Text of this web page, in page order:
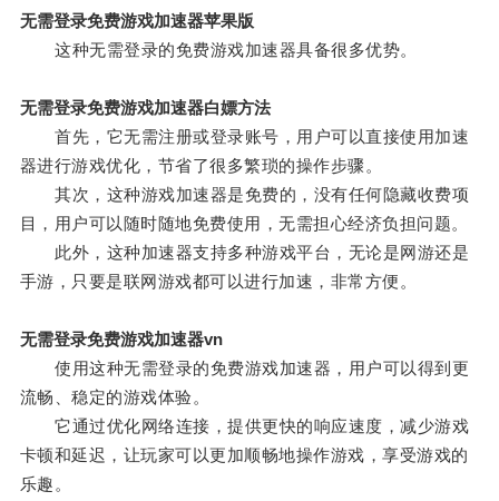
无需登录免费游戏加速器苹果版
这种无需登录的免费游戏加速器具备很多优势。
无需登录免费游戏加速器白嫖方法
首先，它无需注册或登录账号，用户可以直接使用加速
器进行游戏优化，节省了很多繁琐的操作步骤。
其次，这种游戏加速器是免费的，没有任何隐藏收费项
目，用户可以随时随地免费使用，无需担心经济负担问题。
此外，这种加速器支持多种游戏平台，无论是网游还是
手游，只要是联网游戏都可以进行加速，非常方便。
无需登录免费游戏加速器vn
使用这种无需登录的免费游戏加速器，用户可以得到更
流畅、稳定的游戏体验。
它通过优化网络连接，提供更快的响应速度，减少游戏
卡顿和延迟，让玩家可以更加顺畅地操作游戏，享受游戏的
乐趣。